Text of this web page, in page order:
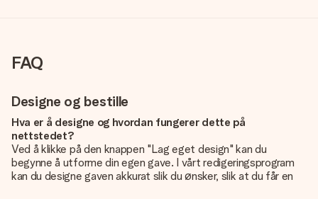
FAQ
Designe og bestille
Hva er å designe og hvordan fungerer dette på
nettstedet?
Ved å klikke på den knappen "Lag eget design" kan du
begynne å utforme din egen gave. I vårt redigeringsprogram
kan du designe gaven akkurat slik du ønsker, slik at du får en